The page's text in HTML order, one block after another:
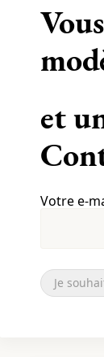
et
Votre e-
Je